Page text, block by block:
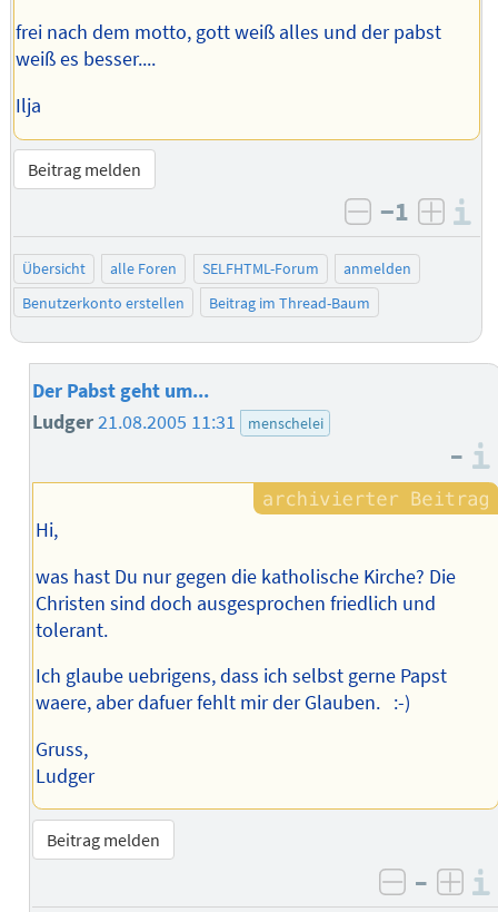
frei nach dem motto, gott weiß alles und der pabst
weiß es besser....
Ilja
Beitrag melden
negativ
−1
Übersicht alle Foren SELFHTML-Forum
anmelden
Benutzerkonto erstellen
Beitrag im Thread-Baum
Der Pabst geht um...
Ludger21.08.2005 11:31 menschelei
–
Hi,
was hast Du nur gegen die katholische Kirche? Die
Christen sind doch ausgesprochen friedlich und
tolerant.
Ich glaube uebrigens, dass ich selbst gerne Papst
waere, aber dafuer fehlt mir der Glauben. :-)
Gruss,
Ludger
Beitrag melden
negativ
–